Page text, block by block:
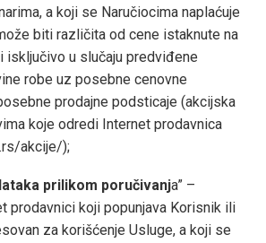
a koji se Naručiocima naplaćuje
biti različita od cene istaknute na
isključivo u slučaju predviđene
robe uz posebne cenovne
prodajne podsticaje (akcijska
koje odredi Internet prodavnica
akcije/);
prilikom poručivanja” –
prodavnici koji popunjava Korisnik ili
za korišćenje Usluge, a koji se